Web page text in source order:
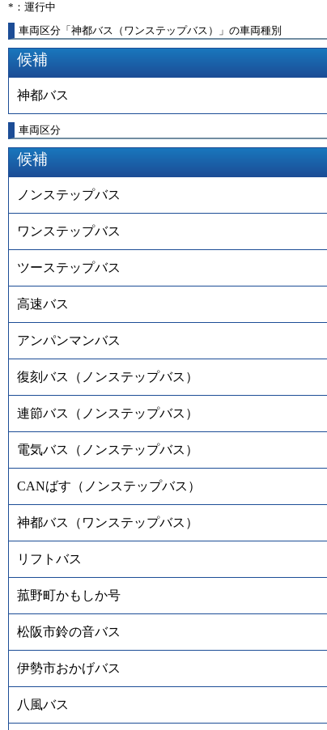
*：運行中
車両区分「神都バス（ワンステップバス）」の車両種別
候補
神都バス
車両区分
候補
ノンステップバス
ワンステップバス
ツーステップバス
高速バス
アンパンマンバス
復刻バス（ノンステップバス）
連節バス（ノンステップバス）
電気バス（ノンステップバス）
CANばす（ノンステップバス）
神都バス（ワンステップバス）
リフトバス
菰野町かもしか号
松阪市鈴の音バス
伊勢市おかげバス
八風バス